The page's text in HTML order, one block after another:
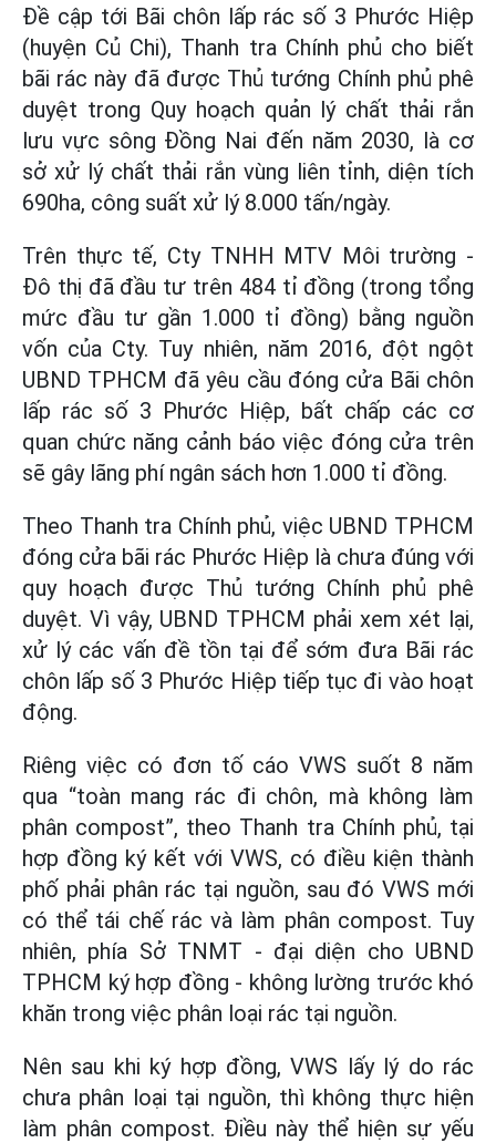
Đề cập tới Bãi chôn lấp rác số 3 Phước Hiệp
(huyện Củ Chi), Thanh tra Chính phủ cho biết
bãi rác này đã được Thủ tướng Chính phủ phê
duyệt trong Quy hoạch quản lý chất thải rắn
lưu vực sông Đồng Nai đến năm 2030, là cơ
sở xử lý chất thải rắn vùng liên tỉnh, diện tích
690ha, công suất xử lý 8.000 tấn/ngày.
Trên thực tế, Cty TNHH MTV Môi trường -
Đô thị đã đầu tư trên 484 tỉ đồng (trong tổng
mức đầu tư gần 1.000 tỉ đồng) bằng nguồn
vốn của Cty. Tuy nhiên, năm 2016, đột ngột
UBND TPHCM đã yêu cầu đóng cửa Bãi chôn
lấp rác số 3 Phước Hiệp, bất chấp các cơ
quan chức năng cảnh báo việc đóng cửa trên
sẽ gây lãng phí ngân sách hơn 1.000 tỉ đồng.
Theo Thanh tra Chính phủ, việc UBND TPHCM
đóng cửa bãi rác Phước Hiệp là chưa đúng với
quy hoạch được Thủ tướng Chính phủ phê
duyệt. Vì vậy, UBND TPHCM phải xem xét lại,
xử lý các vấn đề tồn tại để sớm đưa Bãi rác
chôn lấp số 3 Phước Hiệp tiếp tục đi vào hoạt
động.
Riêng việc có đơn tố cáo VWS suốt 8 năm
qua “toàn mang rác đi chôn, mà không làm
phân compost”, theo Thanh tra Chính phủ, tại
hợp đồng ký kết với VWS, có điều kiện thành
phố phải phân rác tại nguồn, sau đó VWS mới
có thể tái chế rác và làm phân compost. Tuy
nhiên, phía Sở TNMT - đại diện cho UBND
TPHCM ký hợp đồng - không lường trước khó
khăn trong việc phân loại rác tại nguồn.
Nên sau khi ký hợp đồng, VWS lấy lý do rác
chưa phân loại tại nguồn, thì không thực hiện
làm phân compost. Điều này thể hiện sự yếu